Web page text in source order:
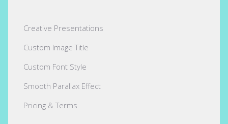
Creative Presentations
Custom Image Title
Custom Font Style
Smooth Parallax Effect
Pricing & Terms